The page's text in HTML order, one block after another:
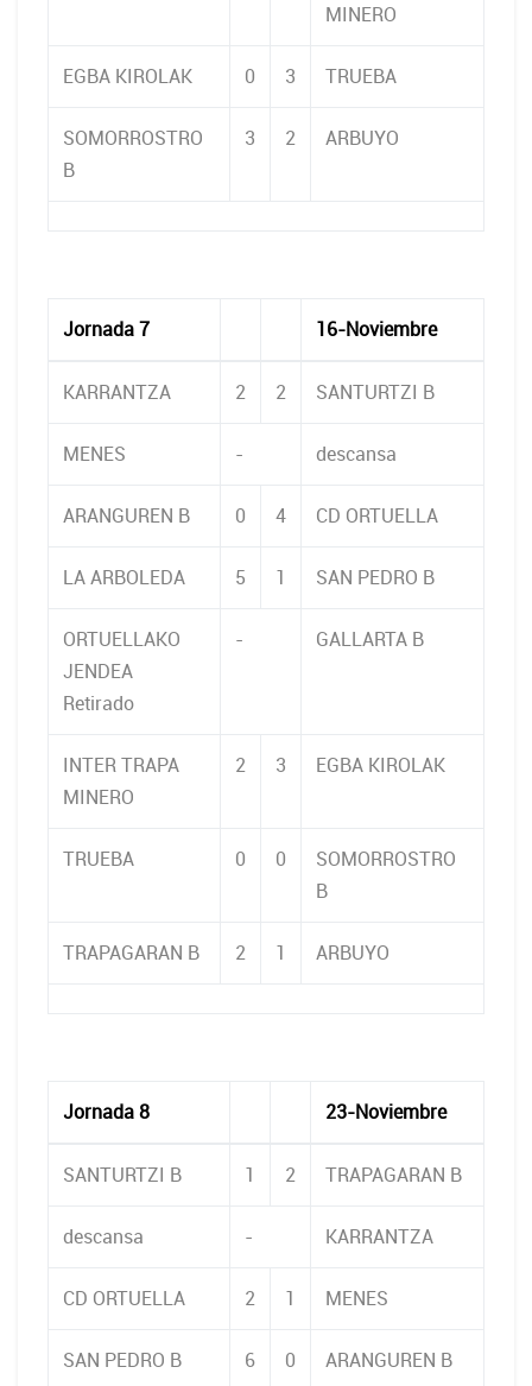
MINERO
EGBA KIROLAK 0 3 TRUEBA
SOMORROSTRO
B
3 2 ARBUYO
Jornada 7 16-Noviembre
KARRANTZA 2 2 SANTURTZI B
MENES - descansa
ARANGUREN B 0 4 CD ORTUELLA
LA ARBOLEDA 5 1 SAN PEDRO B
ORTUELLAKO
JENDEA
Retirado
- GALLARTA B
INTER TRAPA
MINERO
2 3 EGBA KIROLAK
TRUEBA 0 0
SOMORROSTRO
B
TRAPAGARAN B 2 1 ARBUYO
Jornada 8 23-Noviembre
SANTURTZI B 1 2 TRAPAGARAN B
descansa - KARRANTZA
CD ORTUELLA 2 1 MENES
SAN PEDRO B 6 0 ARANGUREN B